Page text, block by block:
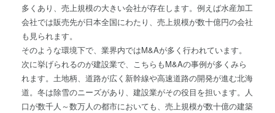
多くあり、売上規模の大きい会社が存在します。例えば水産加工
会社では販売先が日本全国にわたり、売上規模が数十億円の会社
も見られます。
そのような環境下で、業界内ではM&Aが多く行われています。
次に挙げられるのが建設業で、こちらもM&Aの事例が多くみら
れます。土地柄、道路が広く新幹線や高速道路の開発が進む北海
道。冬は除雪のニーズがあり、建設業がその役目を担います。人
口が数千人～数万人の都市においても、売上規模が数十億の建築